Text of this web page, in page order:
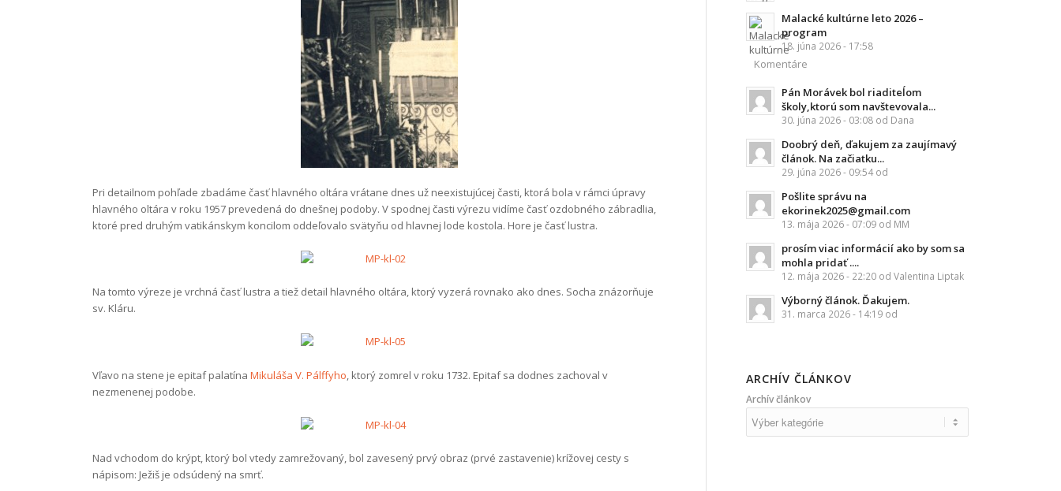
Pri detailnom pohľade zbadáme časť hlavného oltára vrátane dnes už neexistujúcej časti, ktorá bola v rámci úpravy
hlavného oltára v roku 1957 prevedená do dnešnej podoby. V spodnej časti výrezu vidíme časť ozdobného zábradlia,
ktoré pred druhým vatikánskym koncilom oddeľovalo svätyňu od hlavnej lode kostola. Hore je časť lustra.
Na tomto výreze je vrchná časť lustra a tiež detail hlavného oltára, ktorý vyzerá rovnako ako dnes. Socha znázorňuje
sv. Kláru.
Vľavo na stene je epitaf palatína Mikuláša V. Pálffyho , ktorý zomrel v roku 1732. Epitaf sa dodnes zachoval v
nezmenenej podobe.
Nad vchodom do krýpt, ktorý bol vtedy zamrežovaný, bol zavesený prvý obraz (prvé zastavenie) krížovej cesty s
nápisom: Ježiš je odsúdený na smrť.
Malacké kultúrne leto 2026 –
program
18. júna 2026 - 17:58
Komentáre
Pán Morávek bol riaditeĺom
školy,ktorú som navštevovala...
30. júna 2026 - 03:08 od Dana
Doobrý deň, ďakujem za zaujímavý
článok. Na začiatku...
29. júna 2026 - 09:54 od
Pošlite správu na
ekorinek2025@gmail.com
13. mája 2026 - 07:09 od MM
prosím viac informácií ako by som sa
mohla pridať ....
12. mája 2026 - 22:20 od Valentina Liptak
Výborný článok. Ďakujem.
31. marca 2026 - 14:19 od
ARCHÍV ČLÁNKOV
Archív článkov